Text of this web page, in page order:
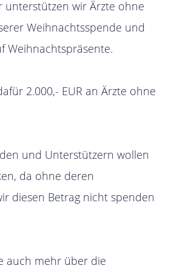
unterstützen wir Ärzte ohne
Weihnachtsspende und
Weihnachtspräsente.
2.000,- EUR an Ärzte ohne
und Unterstützern wollen
da ohne deren
diesen Betrag nicht spenden
auch mehr über die